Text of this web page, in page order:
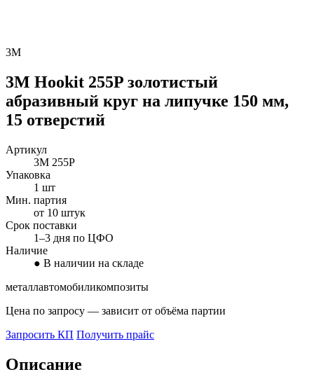
3M
3M Hookit 255P золотистый
абразивный круг на липучке 150 мм,
15 отверстий
Артикул
3M 255P
Упаковка
1 шт
Мин. партия
от 10 штук
Срок поставки
1–3 дня по ЦФО
Наличие
● В наличии на складе
металлавтомобиликомпозиты
Цена по запросу — зависит от объёма партии
Запросить КП Получить прайс
Описание